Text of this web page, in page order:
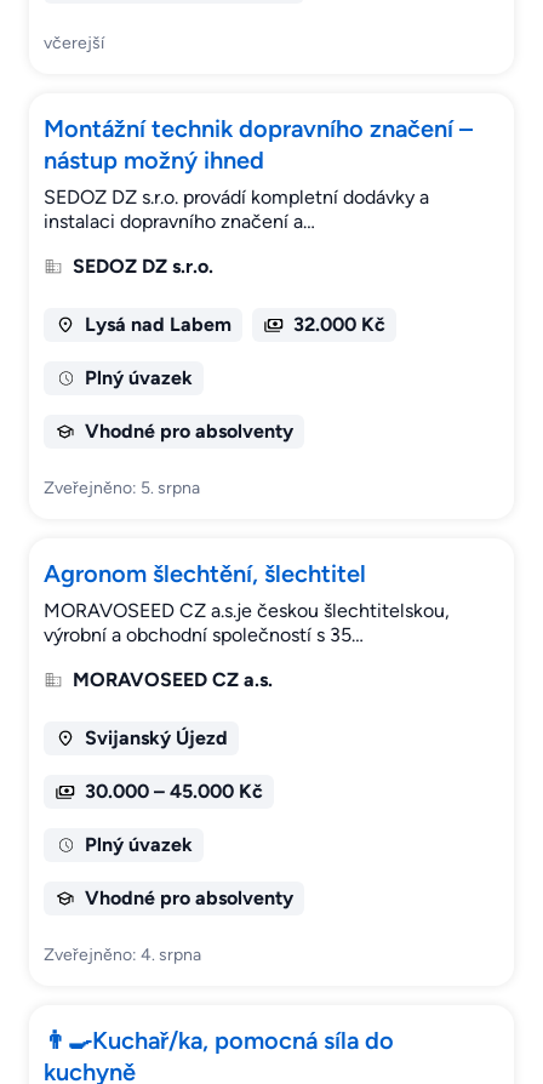
včerejší
Montážní technik dopravního značení –
nástup možný ihned
SEDOZ DZ s.r.o. provádí kompletní dodávky a
instalaci dopravního značení a…
SEDOZ DZ s.r.o.
Lysá nad Labem 32.000 Kč
Plný úvazek
Vhodné pro absolventy
Zveřejněno: 5. srpna
Agronom šlechtění, šlechtitel
MORAVOSEED CZ a.s.je českou šlechtitelskou,
výrobní a obchodní společností s 35…
MORAVOSEED CZ a.s.
Svijanský Újezd
30.000 – 45.000 Kč
Plný úvazek
Vhodné pro absolventy
Zveřejněno: 4. srpna
👨‍🍳Kuchař/ka, pomocná síla do
kuchyně